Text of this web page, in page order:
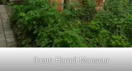
Ikram Hamdi Mansour